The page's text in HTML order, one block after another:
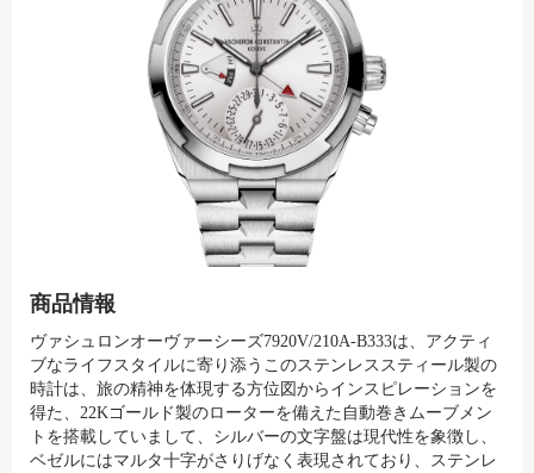
商品情報
ヴァシュロンオーヴァーシーズ7920V/210A-B333は、アクティ
ブなライフスタイルに寄り添うこのステンレススティール製の
時計は、旅の精神を体現する方位図からインスピレーションを
得た、22Kゴールド製のローターを備えた自動巻きムーブメン
トを搭載していまして、シルバーの文字盤は現代性を象徴し、
ベゼルにはマルタ十字がさりげなく表現されており、ステンレ